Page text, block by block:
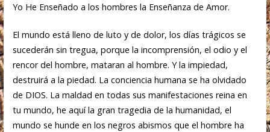
Yo He Enseñado a los hombres la Enseñanza de Amor.
El mundo está lleno de luto y de dolor, los días trágicos se
sucederán sin tregua, porque la incomprensión, el odio y el
rencor del hombre, mataran al hombre. Y la impiedad,
destruirá a la piedad. La conciencia humana se ha olvidado
de DIOS. La maldad en todas sus manifestaciones reina en
tu mundo, he aquí la gran tragedia de la humanidad, el
mundo se hunde en los negros abismos que el hombre ha